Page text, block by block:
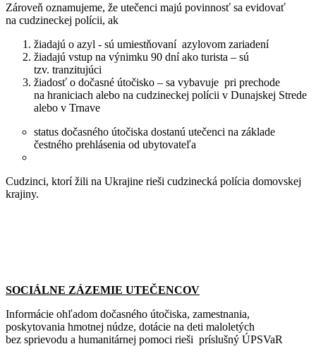
Zároveň oznamujeme, že utečenci majú povinnosť sa evidovať
na cudzineckej polícii, ak
žiadajú o azyl - sú umiestňovaní azylovom zariadení
žiadajú vstup na výnimku 90 dní ako turista – sú
tzv. tranzitujúci
žiadosť o dočasné útočisko – sa vybavuje pri prechode
na hraniciach alebo na cudzineckej polícii v Dunajskej Strede
alebo v Trnave
status dočasného útočiska dostanú utečenci na základe
čestného prehlásenia od ubytovateľa
Cudzinci, ktorí žili na Ukrajine rieši cudzinecká polícia domovskej
krajiny.
SOCIÁLNE ZÁZEMIE UTEČENCOV
Informácie ohľadom dočasného útočiska, zamestnania,
poskytovania hmotnej núdze, dotácie na deti maloletých
bez sprievodu a humanitárnej pomoci rieši príslušný ÚPSVaR